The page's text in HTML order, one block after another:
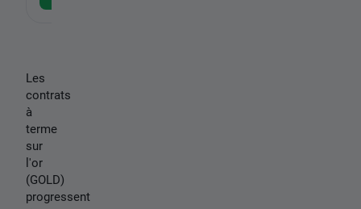
Les
contrats
à
terme
sur
l'or
(GOLD)
progressent